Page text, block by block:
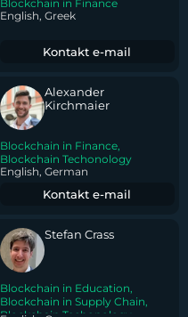
Blockchain in Finance
English, Greek
Kontakt e-mail
Alexander
Kirchmaier
Blockchain in Finance,
Blockchain Techonology
English, German
Kontakt e-mail
Stefan Crass
Blockchain in Education,
Blockchain in Supply Chain,